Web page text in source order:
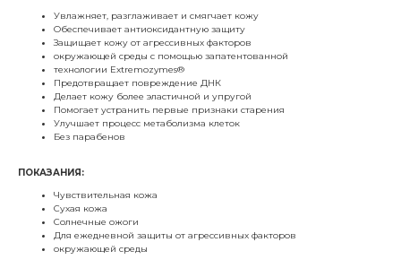
Увлажняет, разглаживает и смягчает кожу
Обеспечивает антиоксидантную защиту
Защищает кожу от агрессивных факторов
окружающей среды с помощью запатентованной
технологии Extremozymes®
Предотвращает повреждение ДНК
Делает кожу более эластичной и упругой
Помогает устранить первые признаки старения
Улучшает процесс метаболизма клеток
Без парабенов
ПОКАЗАНИЯ:
Чувствительная кожа
Сухая кожа
Солнечные ожоги
Для ежедневной защиты от агрессивных факторов
окружающей среды